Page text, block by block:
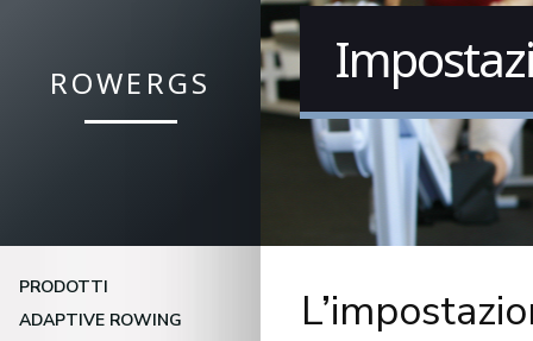
ROWERGS
PRODOTTI
ADAPTIVE ROWING